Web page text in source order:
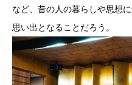
など、昔の人の暮らしや思想
思い出となることだろう。